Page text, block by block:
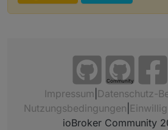
Community
Impressum Datenschutz-
Nutzungsbedingungen
ioBroker Community